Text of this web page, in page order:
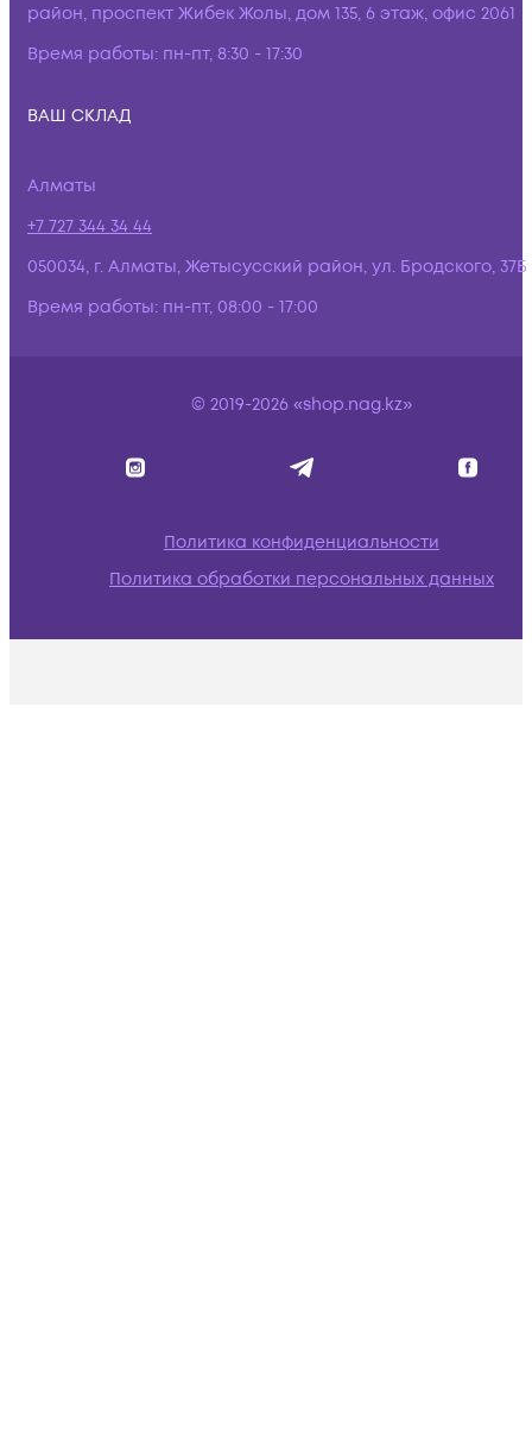
район, проспект Жибек Жолы, дом 135, 6 этаж, офис 2061
Время работы: пн-пт, 8:30 - 17:30
ВАШ СКЛАД
Алматы
+7 727 344 34 44
050034, г. Алматы, Жетысусский район, ул. Бродского, 37Б
Время работы: пн-пт, 08:00 - 17:00
© 2019-2026 «shop.nag.kz»
Политика конфиденциальности
Политика обработки персональных данных